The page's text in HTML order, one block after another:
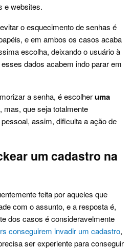
e websites.
o esquecimento de senhas é
e em ambos os casos acaba
escolha, deixando o usuário à
dados acabem indo parar em
a senha, é escolheruma
, mas, que seja totalmente
assim, dificulta a ação de
um cadastro na
feita por aqueles que
com o assunto, e a resposta é,
dos casos é consideravelmente
conseguirem invadir um cadastro,
ser experiente para conseguir